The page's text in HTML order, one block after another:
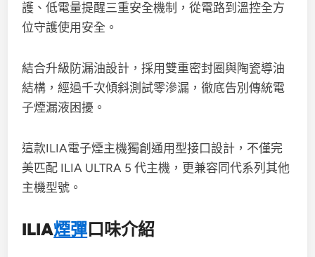
護、低電量提醒三重安全機制，從電路到溫控全方
位守護使用安全。
結合升級防漏油設計，採用雙重密封圈與陶瓷導油
結構，經過千次傾斜測試零滲漏，徹底告別傳統電
子煙漏液困擾。​
這款ILIA電子煙主機獨創通用型接口設計，不僅完
美匹配 ILIA ULTRA 5 代主機，更兼容同代系列其他
主機型號。
ILIA煙彈口味介紹